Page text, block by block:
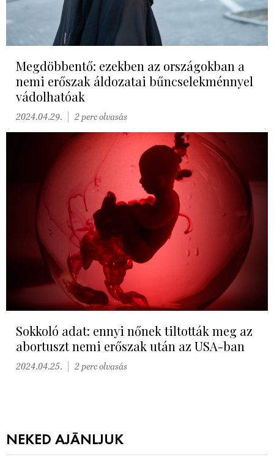
Megdöbbentő: ezekben az országokban a
nemi erőszak áldozatai bűncselekménnyel
vádolhatóak
2024.04.29. 2 perc olvasás
Sokkoló adat: ennyi nőnek tiltották meg az
abortuszt nemi erőszak után az USA-ban
2024.04.25. 2 perc olvasás
NEKED AJÁNLJUK